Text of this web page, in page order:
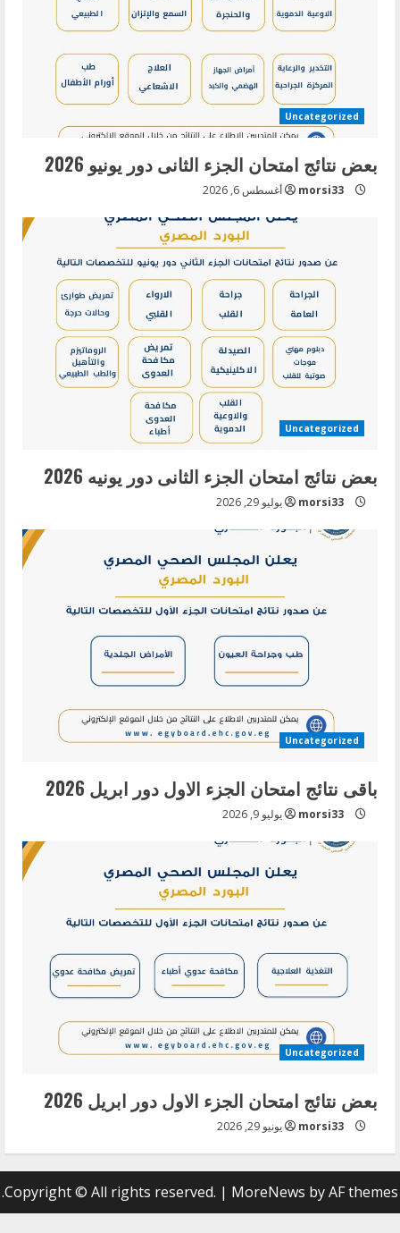
Uncategorized
بعض نتائج امتحان الجزء الثانى دور يونيو 2026
morsi33 أغسطس 6, 2026
Uncategorized
بعض نتائج امتحان الجزء الثانى دور يونيه 2026
morsi33 يوليو 29, 2026
Uncategorized
باقى نتائج امتحان الجزء الاول دور ابريل 2026
morsi33 يوليو 9, 2026
Uncategorized
بعض نتائج امتحان الجزء الاول دور ابريل 2026
morsi33 يونيو 29, 2026
Copyright © All rights reserved. |MoreNews by AF